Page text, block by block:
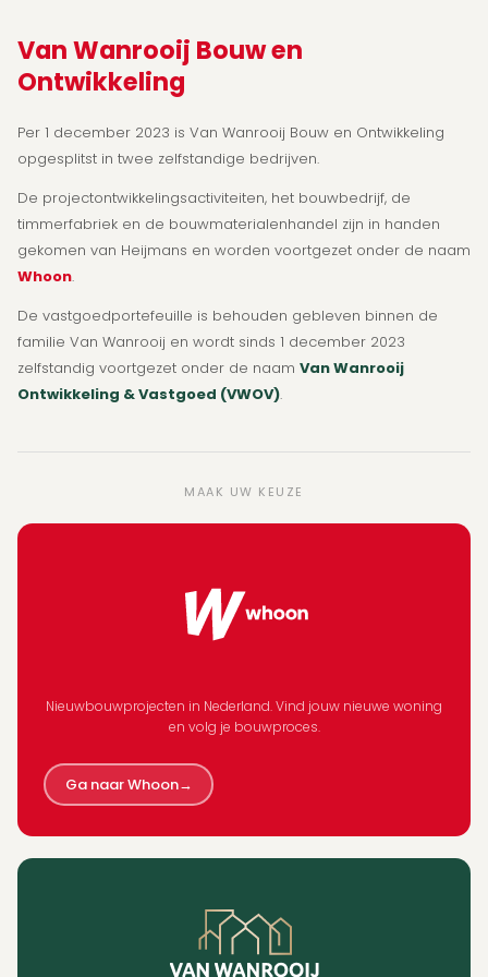
Van Wanrooij Bouw en
Ontwikkeling
Per 1 december 2023 is Van Wanrooij Bouw en Ontwikkeling
opgesplitst in twee zelfstandige bedrijven.
De projectontwikkelingsactiviteiten, het bouwbedrijf, de
timmerfabriek en de bouwmaterialenhandel zijn in handen
gekomen van Heijmans en worden voortgezet onder de naam
Whoon.
De vastgoedportefeuille is behouden gebleven binnen de
familie Van Wanrooij en wordt sinds 1 december 2023
zelfstandig voortgezet onder de naam Van Wanrooij
Ontwikkeling & Vastgoed (VWOV).
MAAK UW KEUZE
Nieuwbouwprojecten in Nederland. Vind jouw nieuwe woning
en volg je bouwproces.
Ga naar Whoon→